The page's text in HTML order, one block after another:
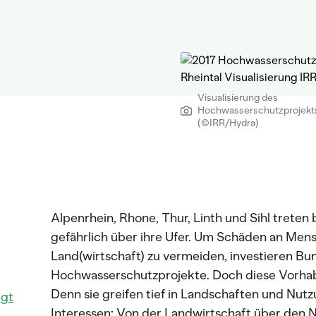
Visualisierung des
(©IRR/Hydra)
Alpenrhein, Rhone, Thur, Linth und Sihl
gefährlich über ihre Ufer. Um Schäden an
Land(wirtschaft) zu vermeiden, investieren
Hochwasserschutzprojekte. Doch diese
Denn sie greifen tief in Landschaften und